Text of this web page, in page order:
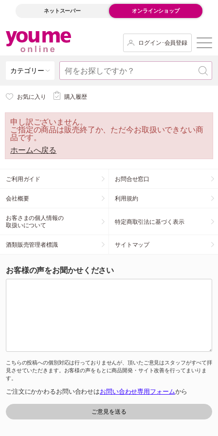
ネットスーパー オンラインショップ
ログイン･会員登録
カテゴリー
お気に入り 購入履歴
申し訳ございません。
ご指定の商品は販売終了か、ただ今お取扱いできない商
品です。
ホームへ戻る
ご利用ガイド お問合せ窓口
会社概要 利用規約
お客さまの個人情報の
取扱いについて
特定商取引法に基づく表示
酒類販売管理者標識 サイトマップ
お客様の声をお聞かせください
こちらの投稿への個別対応は行っておりませんが、頂いたご意見はスタッフがすべて拝
見させていただきます。お客様の声をもとに商品開発・サイト改善を行ってまいりま
す。
ご注文にかかわるお問い合わせはお問い合わせ専用フォームから